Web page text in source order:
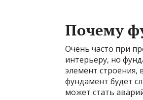
Почему
Очень часто при
интерьеру, но
элемент строения,
фундамент будет
может стать